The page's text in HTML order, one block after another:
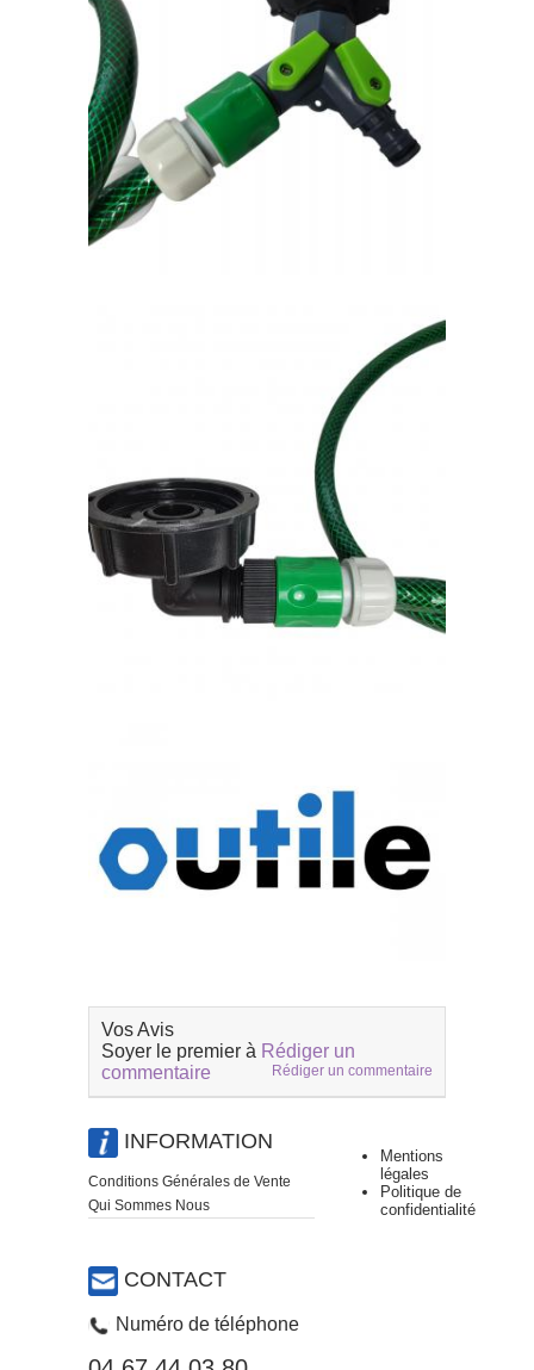
Vos Avis
Soyer le premier à Rédiger un
commentaire
Rédiger un commentaire
INFORMATION
Conditions Générales de Vente
Qui Sommes Nous
CONTACT
Numéro de téléphone
Mentions
légales
Politique de
confidentialité